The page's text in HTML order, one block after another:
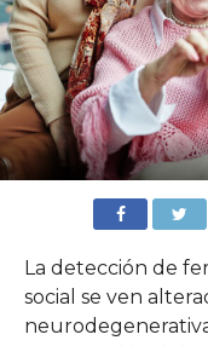
La detección de
social se ven